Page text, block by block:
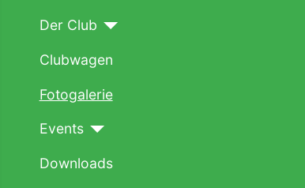
Der Club
Clubwagen
Fotogalerie
Events
Downloads